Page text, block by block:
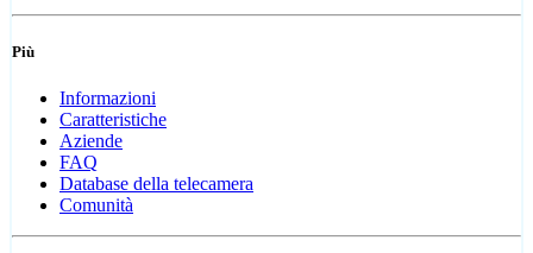
Più
Informazioni
Caratteristiche
Aziende
FAQ
Database della telecamera
Comunità